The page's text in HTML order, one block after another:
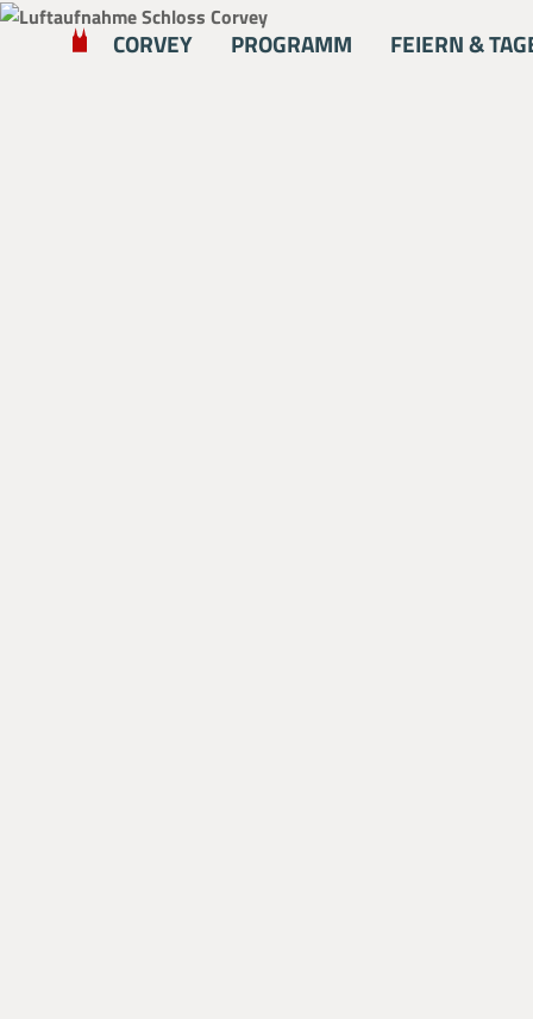
Zum Hauptinhalt springen
CORVEY PROGRAMM FEIERN &